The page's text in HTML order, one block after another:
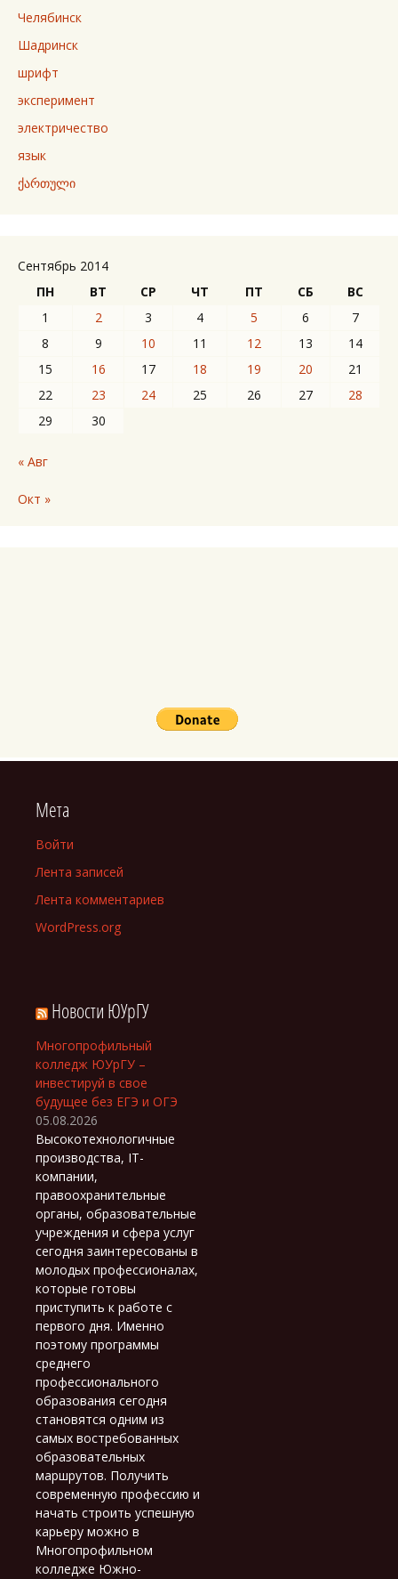
Челябинск
Шадринск
шрифт
эксперимент
электричество
язык
ქართული
Сентябрь 2014
ПН
ВТ СР ЧТ ПТ СБ
ВС
1
2 3 4 5 6
7
8
9 10 11 12 13
14
15
16 17 18 19 20
21
22
23 24 25 26 27
28
29
30
« Авг
Окт »
Мета
Войти
Лента записей
Лента комментариев
WordPress.org
Новости ЮУрГУ
Многопрофильный
колледж ЮУрГУ –
инвестируй в свое
будущее без ЕГЭ и ОГЭ
05.08.2026
Высокотехнологичные
производства, IT-
компании,
правоохранительные
органы, образовательные
учреждения и сфера услуг
сегодня заинтересованы в
молодых профессионалах,
которые готовы
приступить к работе с
первого дня. Именно
поэтому программы
среднего
профессионального
образования сегодня
становятся одним из
самых востребованных
образовательных
маршрутов. Получить
современную профессию и
начать строить успешную
карьеру можно в
Многопрофильном
колледже Южно-